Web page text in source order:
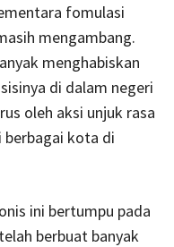
fomulasi
mengambang.
menghabiskan
di dalam negeri
oleh aksi unjuk rasa
berbagai kota di
ini bertumpu pada
berbuat banyak